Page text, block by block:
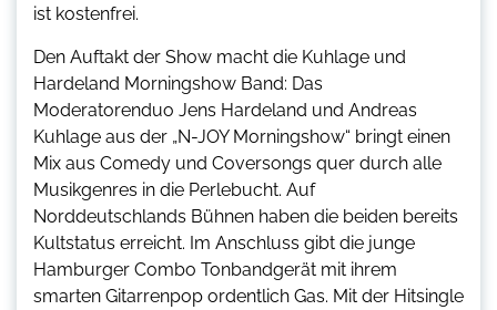
ist kostenfrei.
Den Auftakt der Show macht die Kuhlage und
Hardeland Morningshow Band: Das
Moderatorenduo Jens Hardeland und Andreas
Kuhlage aus der „N-JOY Morningshow“ bringt einen
Mix aus Comedy und Coversongs quer durch alle
Musikgenres in die Perlebucht. Auf
Norddeutschlands Bühnen haben die beiden bereits
Kultstatus erreicht. Im Anschluss gibt die junge
Hamburger Combo Tonbandgerät mit ihrem
smarten Gitarrenpop ordentlich Gas. Mit der Hitsingle